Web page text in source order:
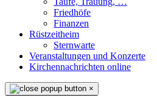
Friedhöfe
Finanzen
Rüstzeitheim
Sternwarte
Veranstaltungen und Konzerte
Kirchennachrichten online
×